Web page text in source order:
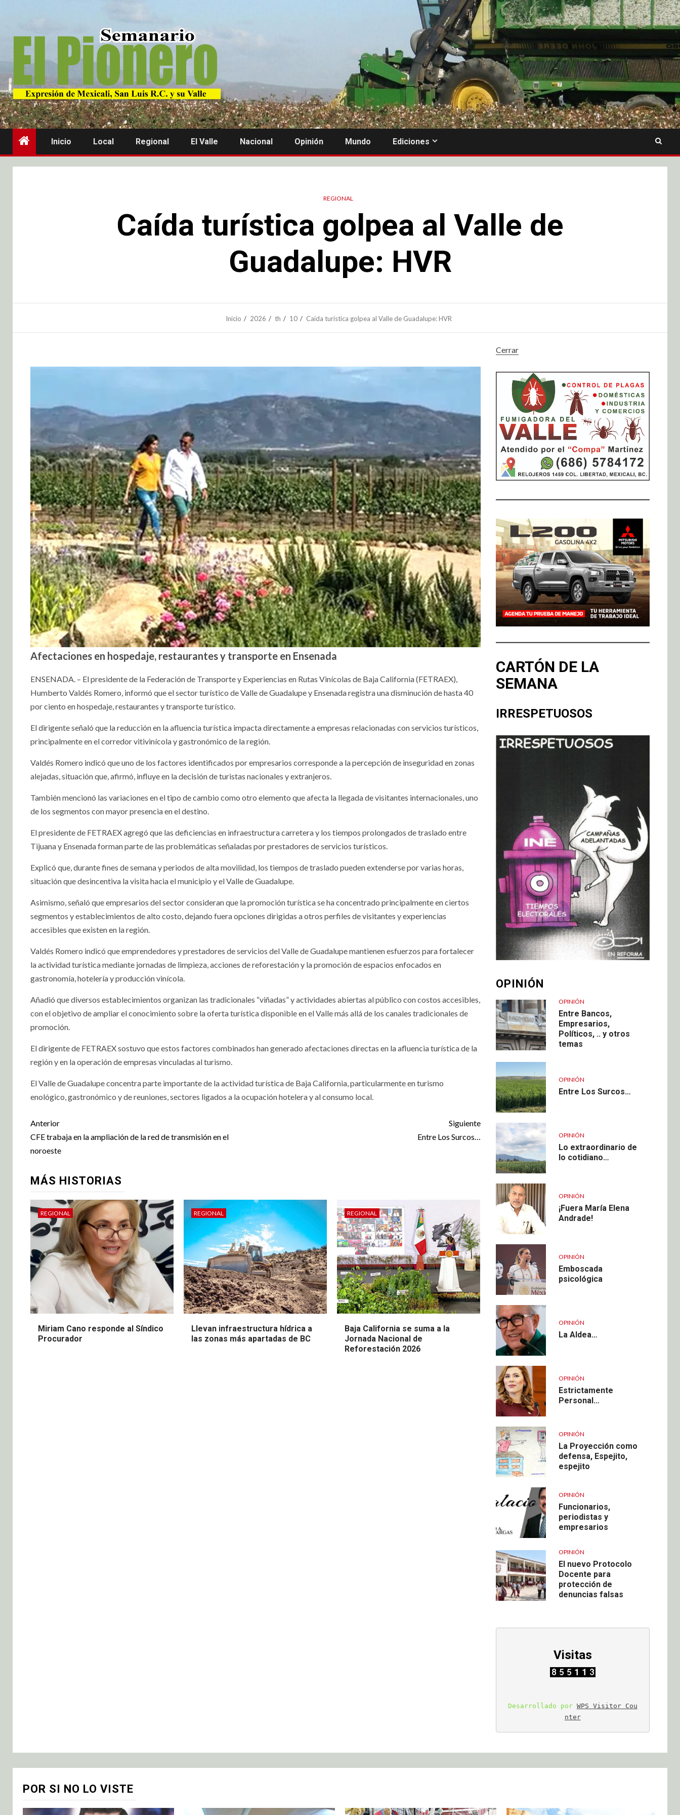
Inicio Local Regional El Valle Nacional Opinión Mundo Ediciones
REGIONAL
Caída turística golpea al Valle de
Guadalupe: HVR
Inicio 2026 th 10 Caída turística golpea al Valle de Guadalupe: HVR
Afectaciones en hospedaje, restaurantes y transporte en Ensenada
ENSENADA. – El presidente de la Federación de Transporte y Experiencias en Rutas Vinícolas de Baja California (FETRAEX),
Humberto Valdés Romero, informó que el sector turístico de Valle de Guadalupe y Ensenada registra una disminución de hasta 40
por ciento en hospedaje, restaurantes y transporte turístico.
El dirigente señaló que la reducción en la afluencia turística impacta directamente a empresas relacionadas con servicios turísticos,
principalmente en el corredor vitivinícola y gastronómico de la región.
Valdés Romero indicó que uno de los factores identificados por empresarios corresponde a la percepción de inseguridad en zonas
alejadas, situación que, afirmó, influye en la decisión de turistas nacionales y extranjeros.
También mencionó las variaciones en el tipo de cambio como otro elemento que afecta la llegada de visitantes internacionales, uno
de los segmentos con mayor presencia en el destino.
El presidente de FETRAEX agregó que las deficiencias en infraestructura carretera y los tiempos prolongados de traslado entre
Tijuana y Ensenada forman parte de las problemáticas señaladas por prestadores de servicios turísticos.
Explicó que, durante fines de semana y periodos de alta movilidad, los tiempos de traslado pueden extenderse por varias horas,
situación que desincentiva la visita hacia el municipio y el Valle de Guadalupe.
Asimismo, señaló que empresarios del sector consideran que la promoción turística se ha concentrado principalmente en ciertos
segmentos y establecimientos de alto costo, dejando fuera opciones dirigidas a otros perfiles de visitantes y experiencias
accesibles que existen en la región.
Valdés Romero indicó que emprendedores y prestadores de servicios del Valle de Guadalupe mantienen esfuerzos para fortalecer
la actividad turística mediante jornadas de limpieza, acciones de reforestación y la promoción de espacios enfocados en
gastronomía, hotelería y producción vinícola.
Añadió que diversos establecimientos organizan las tradicionales “viñadas” y actividades abiertas al público con costos accesibles,
con el objetivo de ampliar el conocimiento sobre la oferta turística disponible en el Valle más allá de los canales tradicionales de
promoción.
El dirigente de FETRAEX sostuvo que estos factores combinados han generado afectaciones directas en la afluencia turística de la
región y en la operación de empresas vinculadas al turismo.
El Valle de Guadalupe concentra parte importante de la actividad turística de Baja California, particularmente en turismo
enológico, gastronómico y de reuniones, sectores ligados a la ocupación hotelera y al consumo local.
Anterior
CFE trabaja en la ampliación de la red de transmisión en el
noroeste
Siguiente
Entre Los Surcos…
MÁS HISTORIAS
REGIONAL
Miriam Cano responde al Síndico
Procurador
REGIONAL
Llevan infraestructura hídrica a
las zonas más apartadas de BC
REGIONAL
Baja California se suma a la
Jornada Nacional de
Reforestación 2026
Cerrar
CARTÓN DE LA
SEMANA
IRRESPETUOSOS
OPINIÓN
OPINIÓN
Entre Bancos,
Empresarios,
Políticos, .. y otros
temas
OPINIÓN
Entre Los Surcos…
OPINIÓN
Lo extraordinario de
lo cotidiano…
OPINIÓN
¡Fuera María Elena
Andrade!
OPINIÓN
Emboscada
psicológica
OPINIÓN
La Aldea…
OPINIÓN
Estrictamente
Personal…
OPINIÓN
La Proyección como
defensa, Espejito,
espejito
OPINIÓN
Funcionarios,
periodistas y
empresarios
OPINIÓN
El nuevo Protocolo
Docente para
protección de
denuncias falsas
Visitas
Desarrollado por WPS Visitor Cou
nter
POR SI NO LO VISTE